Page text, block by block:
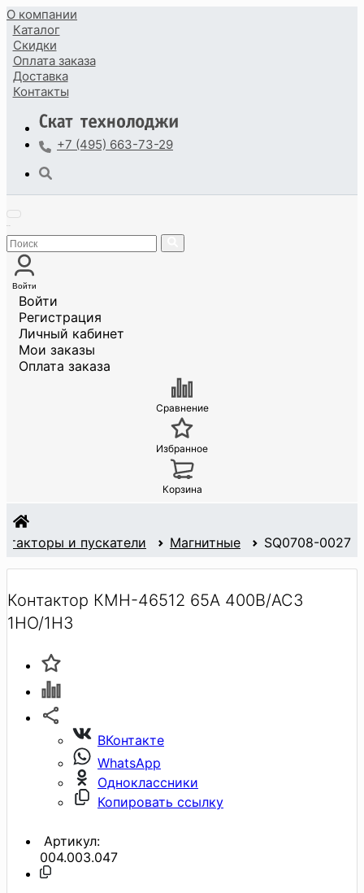
О компании
Каталог
Скидки
Оплата заказа
Доставка
Контакты
+7 (495) 663-73-29
Войти
Войти
Регистрация
Личный кабинет
Мои заказы
Оплата заказа
Сравнение
Избранное
Корзина
и пускатели Магнитные SQ0708-0027
Контактор КМН-46512 65А 400В/АС3
1НО/1НЗ
ВКонтакте
WhatsApp
Одноклассники
Копировать ссылку
Артикул:
004.003.047